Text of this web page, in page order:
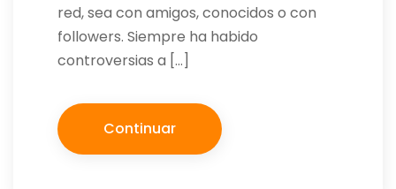
red, sea con amigos, conocidos o con
followers. Siempre ha habido
controversias a […]
Continuar